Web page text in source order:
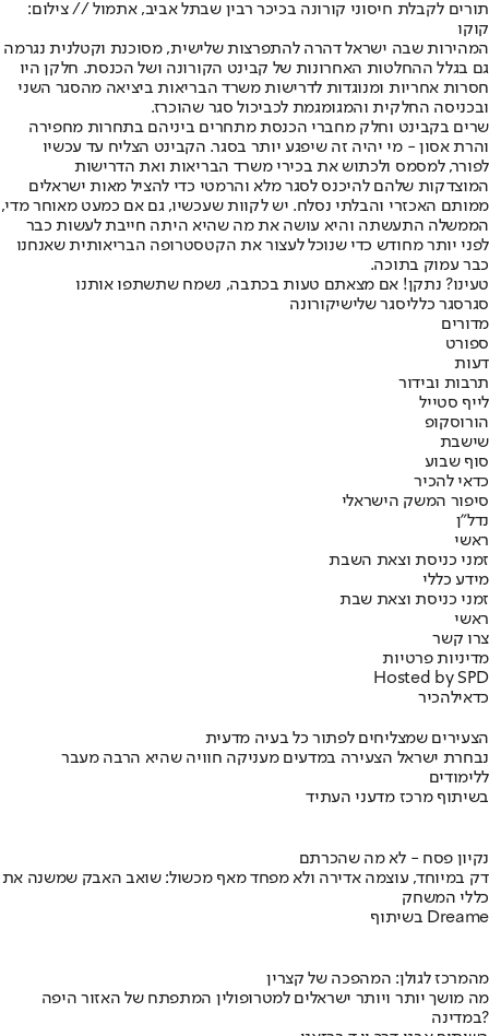
תורים לקבלת חיסוני קורונה בכיכר רבין שבתל אביב, אתמול // צילום:
קוקו
המהירות שבה ישראל דהרה להתפרצות שלישית, מסוכנת וקטלנית נגרמה
גם בגלל ההחלטות האחרונות של קבינט הקורונה ושל הכנסת. חלקן היו
חסרות אחריות ומנוגדות לדרישות משרד הבריאות ביציאה מהסגר השני
ובכניסה החלקית והמגומגמת לכביכול סגר שהוכרז.
שרים בקבינט וחלק מחברי הכנסת מתחרים ביניהם בתחרות מחפירה
והרת אסון - מי יהיה זה שיפגע יותר בסגר. הקבינט הצליח עד עכשיו
לפורר, למסמס ולכתוש את בכירי משרד הבריאות ואת הדרישות
המוצדקות שלהם להיכנס לסגר מלא והרמטי כדי להציל מאות ישראלים
ממותם האכזרי והבלתי נסלח. יש לקוות שעכשיו, גם אם כמעט מאוחר מדי,
הממשלה התעשתה והיא עושה את מה שהיא היתה חייבת לעשות כבר
לפני יותר מחודש כדי שנוכל לעצור את הקטסטרופה הבריאותית שאנחנו
כבר עמוק בתוכה.
טעינו? נתקן! אם מצאתם טעות בכתבה, נשמח שתשתפו אותנו
סגרסגר כלליסגר שלישיקורונה
מדורים
ספורט
דעות
תרבות ובידור
לייף סטייל
הורוסקופ
שישבת
סוף שבוע
כדאי להכיר
סיפור המשק הישראלי
נדל"ן
ראשי
זמני כניסת וצאת השבת
מידע כללי
זמני כניסת וצאת שבת
ראשי
צרו קשר
מדיניות פרטיות
Hosted by SPD
כדאילהכיר
הצעירים שמצליחים לפתור כל בעיה מדעית
נבחרת ישראל הצעירה במדעים מעניקה חוויה שהיא הרבה מעבר
ללימודים
בשיתוף מרכז מדעני העתיד
נקיון פסח - לא מה שהכרתם
דק במיוחד, עוצמה אדירה ולא מפחד מאף מכשול: שואב האבק שמשנה את
כללי המשחק
בשיתוף Dreame
מהמרכז לגולן: המהפכה של קצרין
מה מושך יותר ויותר ישראלים למטרופולין המתפתח של האזור היפה
במדינה?